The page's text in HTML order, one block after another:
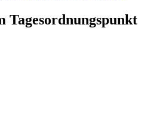
Tagesordnungspunkt